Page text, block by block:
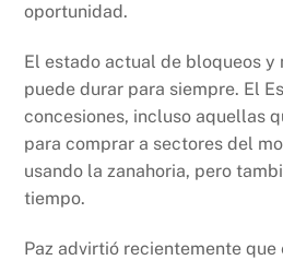
oportunidad.
El estado actual de bloqueos y
puede durar para siempre. El
concesiones, incluso aquellas
para comprar a sectores del
usando la zanahoria, pero
tiempo.
Paz advirtió recientemente que